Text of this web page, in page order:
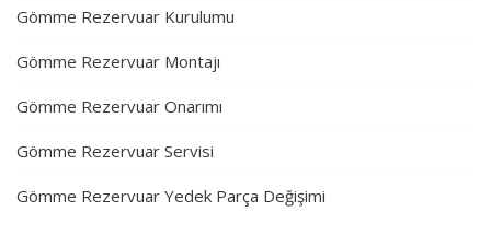
Gömme Rezervuar Kurulumu
Gömme Rezervuar Montajı
Gömme Rezervuar Onarımı
Gömme Rezervuar Servisi
Gömme Rezervuar Yedek Parça Değişimi